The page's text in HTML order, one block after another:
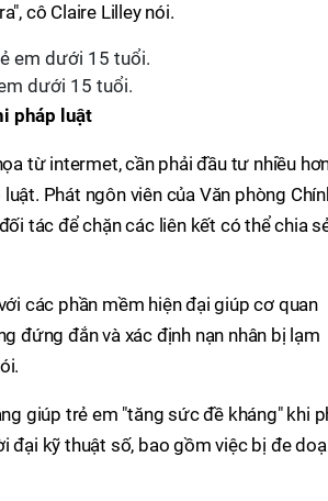
cô Claire Lilley nói.
dưới 15 tuổi.
pháp luật
từ intermet, cần phải đầu tư nhiều
Phát ngôn viên của Văn phòng
tác để chặn các liên kết có thể chia
các phần mềm hiện đại giúp cơ quan
đứng đắn và xác định nạn nhân bị lạm
giúp trẻ em "tăng sức đề kháng" khi
kỹ thuật số, bao gồm việc bị đe doạ